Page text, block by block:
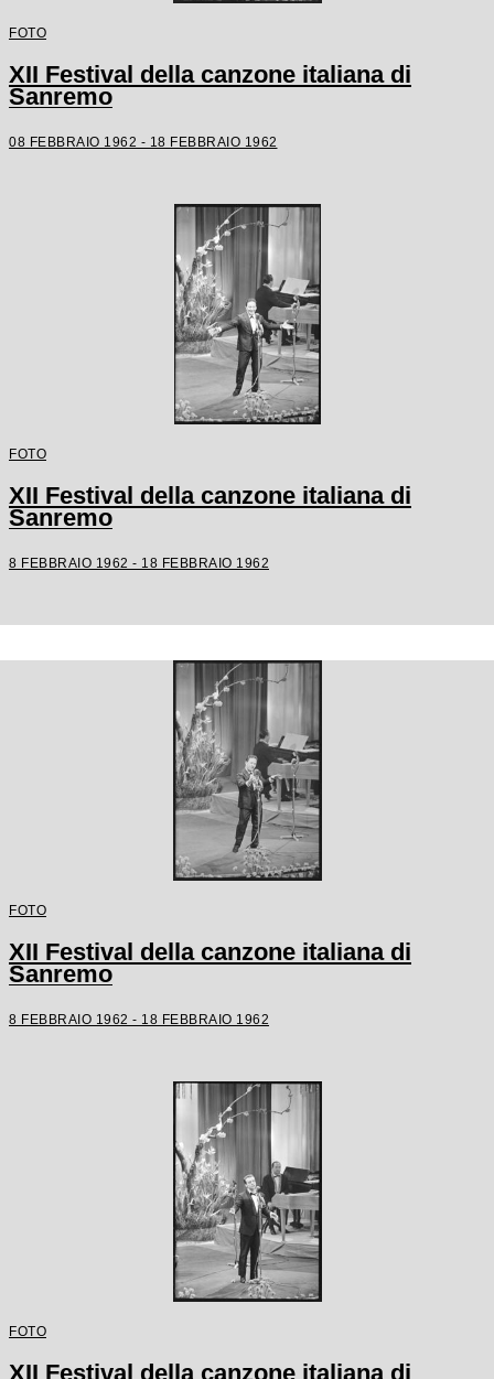
FOTO
XII Festival della canzone italiana di
Sanremo
08 FEBBRAIO 1962 - 18 FEBBRAIO 1962
FOTO
XII Festival della canzone italiana di
Sanremo
8 FEBBRAIO 1962 - 18 FEBBRAIO 1962
FOTO
XII Festival della canzone italiana di
Sanremo
8 FEBBRAIO 1962 - 18 FEBBRAIO 1962
FOTO
XII Festival della canzone italiana di